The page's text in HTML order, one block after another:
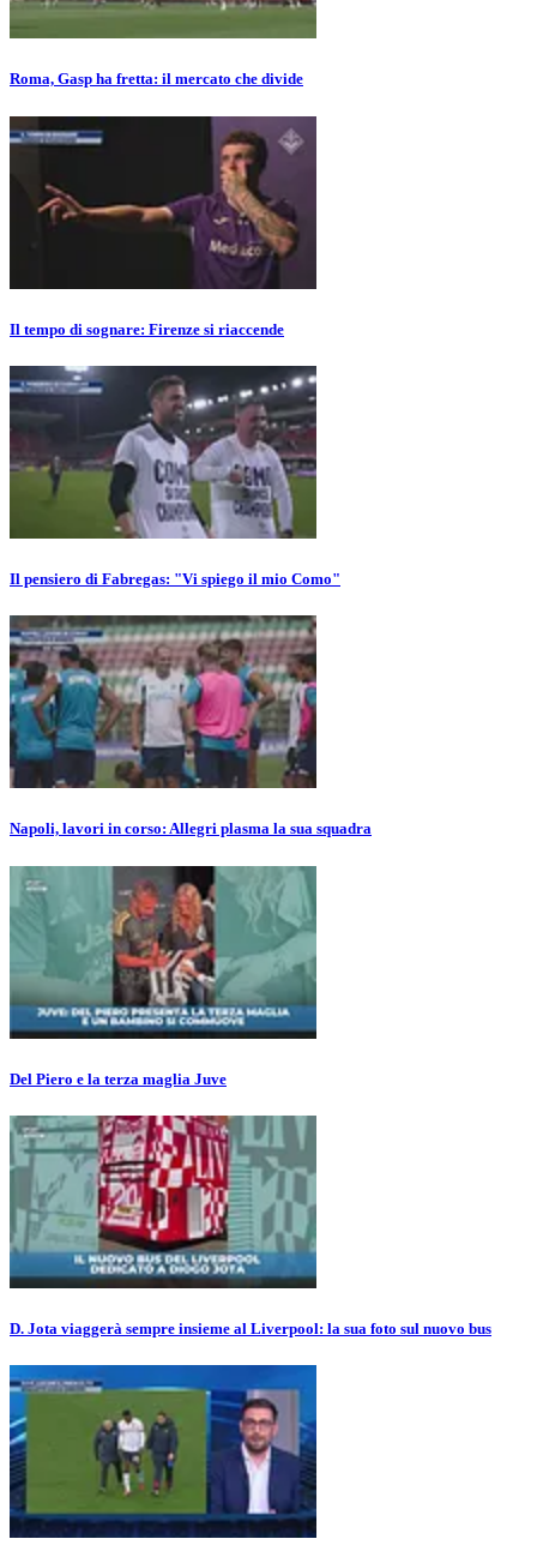
Roma, Gasp ha fretta: il mercato che divide
Il tempo di sognare: Firenze si riaccende
Il pensiero di Fabregas: "Vi spiego il mio Como"
Napoli, lavori in corso: Allegri plasma la sua squadra
Del Piero e la terza maglia Juve
D. Jota viaggerà sempre insieme al Liverpool: la sua foto sul nuovo bus